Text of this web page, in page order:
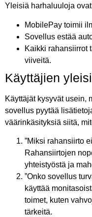
Yleisiä harhaluuloja
MobilePay toimii
Sovellus estää
Kaikki rahansiirrot
viiveitä.
Käyttäjien
Käyttäjät kysyvät usein,
sovellus pyytää
väärinkäsityksiä siitä,
”Miksi rahansiirto
Rahansiirtojen
yhteistyöstä ja
”Onko sovellus
käyttää
toimet, kuten
tärkeitä.